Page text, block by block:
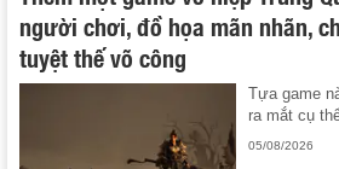
người chơi, đồ họa mãn nhãn,
tuyệt thế võ công
Tựa game
ra mắt cụ
05/08/2026